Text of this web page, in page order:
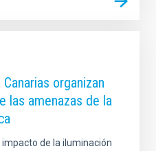
organizan
las amenazas de la
de la iluminación